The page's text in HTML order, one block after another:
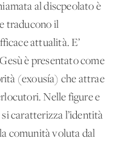
al discpeolato è
traducono il
attualità. E’
è presentato come
(exousía) che attrae
Nelle figure e
caratterizza l’identità
comunità voluta dal